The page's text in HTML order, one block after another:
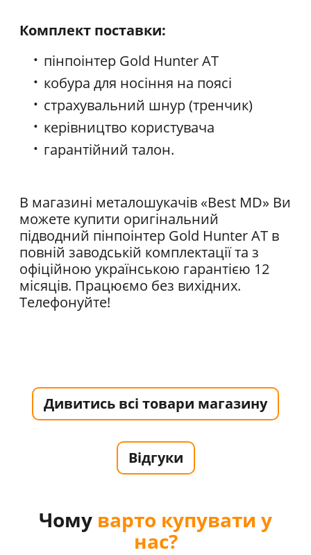
Комплект поставки:
пінпоінтер Gold Hunter АТ
кобура для носіння на поясі
страхувальний шнур (тренчик)
керівництво користувача
гарантійний талон.
В магазині металошукачів «Best MD» Ви
можете купити оригінальний
підводний пінпоінтер Gold Hunter АТ в
повній заводській комплектації та з
офіційною українською гарантією 12
місяців. Працюємо без вихідних.
Телефонуйте!
Дивитись всі товари магазину
Відгуки
Чому варто купувати у
нас?